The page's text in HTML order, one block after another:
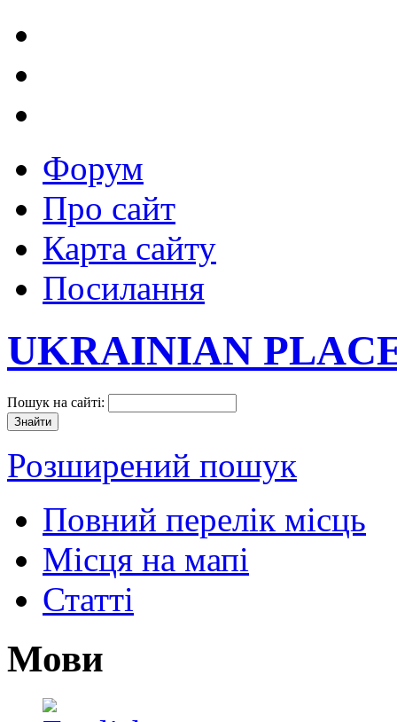
Форум
Про сайт
Карта сайту
Посилання
UKRAINIAN
Пошук на сайті:
Розширений пошук
Повний перелік місць
Місця на мапі
Статті
Мови